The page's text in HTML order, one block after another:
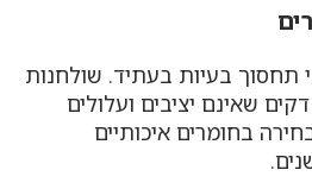
תחסוך בעיות בעתיד. שולחנות
שאינם יציבים ועלולים
בחומרים איכותיים